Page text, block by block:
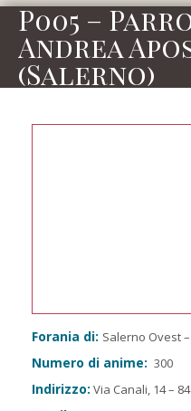
P005 –
Andrea
(Salerno)
Forania di: Salerno Ovest
Numero di anime: 300
Indirizzo: Via Canali, 14 –